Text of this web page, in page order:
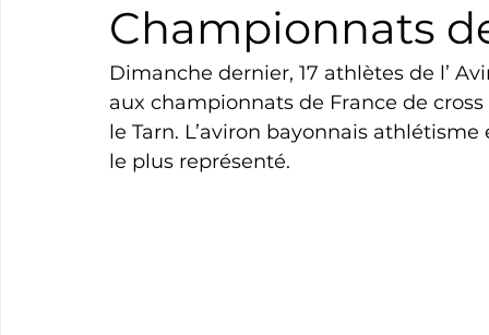
Natation Tennis Triathlon
Cyclotourisme
Championnats
Dimanche dernier, 17 athlètes de l’
aux championnats de France de
le Tarn. L’aviron bayonnais
le plus représenté.